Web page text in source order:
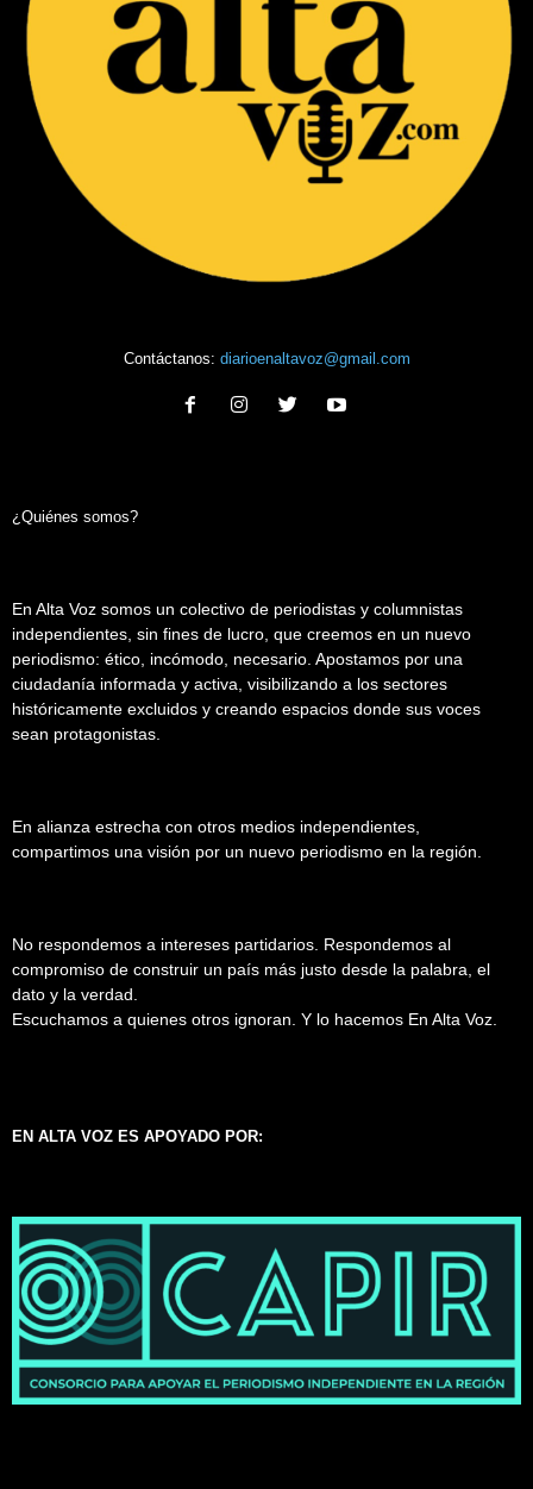
Contáctanos: diarioenaltavoz@gmail.com
¿Quiénes somos?
En Alta Voz somos un colectivo de periodistas y columnistas
independientes, sin fines de lucro, que creemos en un nuevo
periodismo: ético, incómodo, necesario. Apostamos por una
ciudadanía informada y activa, visibilizando a los sectores
históricamente excluidos y creando espacios donde sus voces
sean protagonistas.
En alianza estrecha con otros medios independientes,
compartimos una visión por un nuevo periodismo en la región.
No respondemos a intereses partidarios. Respondemos al
compromiso de construir un país más justo desde la palabra, el
dato y la verdad.
Escuchamos a quienes otros ignoran. Y lo hacemos En Alta Voz.
EN ALTA VOZ ES APOYADO POR: